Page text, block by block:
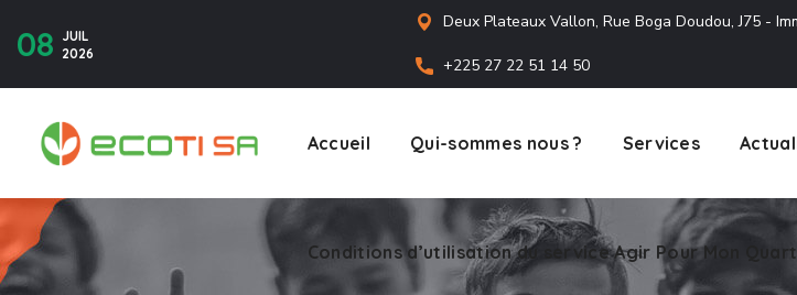
08 JUIL
2026
Deux Plateaux Vallon, Rue Boga Doudou, J75 -
+225 27 22 51 14 50
Accueil Qui-sommes nous ? Services
Conditions d’utilisation du service Agir Pour Mon